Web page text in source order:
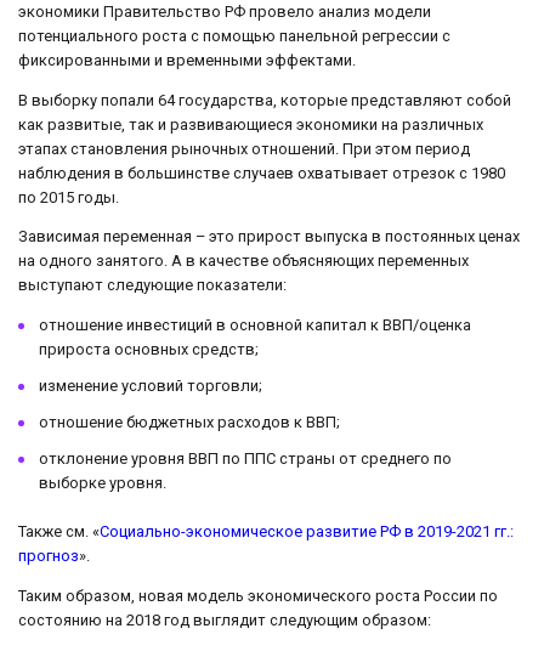
экономики Правительство РФ провело анализ модели
потенциального роста с помощью панельной регрессии с
фиксированными и временными эффектами.
В выборку попали 64 государства, которые представляют собой
как развитые, так и развивающиеся экономики на различных
этапах становления рыночных отношений. При этом период
наблюдения в большинстве случаев охватывает отрезок с 1980
по 2015 годы.
Зависимая переменная – это прирост выпуска в постоянных ценах
на одного занятого. А в качестве объясняющих переменных
выступают следующие показатели:
отношение инвестиций в основной капитал к ВВП/оценка
прироста основных средств;
изменение условий торговли;
отношение бюджетных расходов к ВВП;
отклонение уровня ВВП по ППС страны от среднего по
выборке уровня.
Также см. «Социально-экономическое развитие РФ в 2019-2021 гг.:
прогноз».
Таким образом, новая модель экономического роста России по
состоянию на 2018 год выглядит следующим образом: